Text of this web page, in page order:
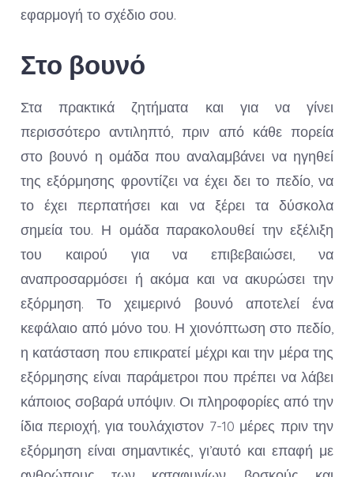
εφαρμογή το σχέδιο σου.
Στο βουνό
Στα πρακτικά ζητήματα και για να γίνει
περισσότερο αντιληπτό, πριν από κάθε πορεία
στο βουνό η ομάδα που αναλαμβάνει να ηγηθεί
της εξόρμησης φροντίζει να έχει δει το πεδίο, να
το έχει περπατήσει και να ξέρει τα δύσκολα
σημεία του. Η ομάδα παρακολουθεί την εξέλιξη
του καιρού για να επιβεβαιώσει, να
αναπροσαρμόσει ή ακόμα και να ακυρώσει την
εξόρμηση. Το χειμερινό βουνό αποτελεί ένα
κεφάλαιο από μόνο του. Η χιονόπτωση στο πεδίο,
η κατάσταση που επικρατεί μέχρι και την μέρα της
εξόρμησης είναι παράμετροι που πρέπει να λάβει
κάποιος σοβαρά υπόψιν. Οι πληροφορίες από την
ίδια περιοχή, για τουλάχιστον 7-10 μέρες πριν την
εξόρμηση είναι σημαντικές, γι’αυτό και επαφή με